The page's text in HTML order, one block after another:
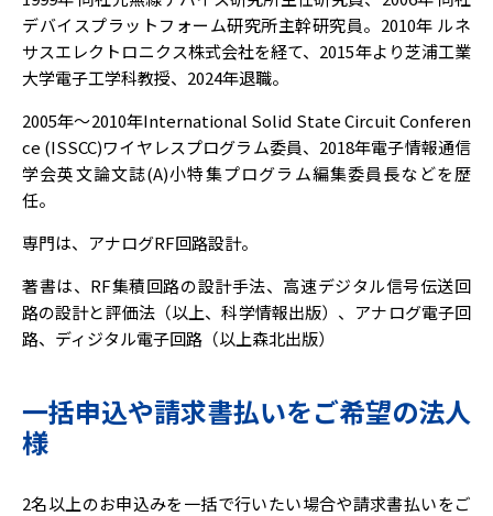
デバイスプラットフォーム研究所主幹研究員。2010年 ルネ
サスエレクトロニクス株式会社を経て、2015年より芝浦工業
大学電子工学科教授、2024年退職。
2005年～2010年International Solid State Circuit Conferen
ce (ISSCC)ワイヤレスプログラム委員、2018年電子情報通信
学会英文論文誌(A)小特集プログラム編集委員長などを歴
任。
専門は、アナログRF回路設計。
著書は、RF集積回路の設計手法、高速デジタル信号伝送回
路の設計と評価法（以上、科学情報出版）、アナログ電子回
路、ディジタル電子回路（以上森北出版）
一括申込や請求書払いをご希望の法人
様
2名以上のお申込みを一括で行いたい場合や請求書払いをご